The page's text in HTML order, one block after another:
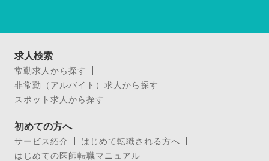
求人検索
常勤求人から探す
非常勤（アルバイト）求人から探す
スポット求人から探す
初めての方へ
サービス紹介
はじめて転職される方へ
はじめての医師転職マニュアル